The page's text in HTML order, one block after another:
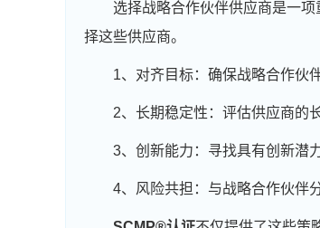
选择战略合作伙伴供应商是一
择这些供应商。
1、对齐目标：确保战略合作伙
2、长期稳定性：评估供应商的
3、创新能力：寻找具有创新潜
4、风险共担：与战略合作伙伴